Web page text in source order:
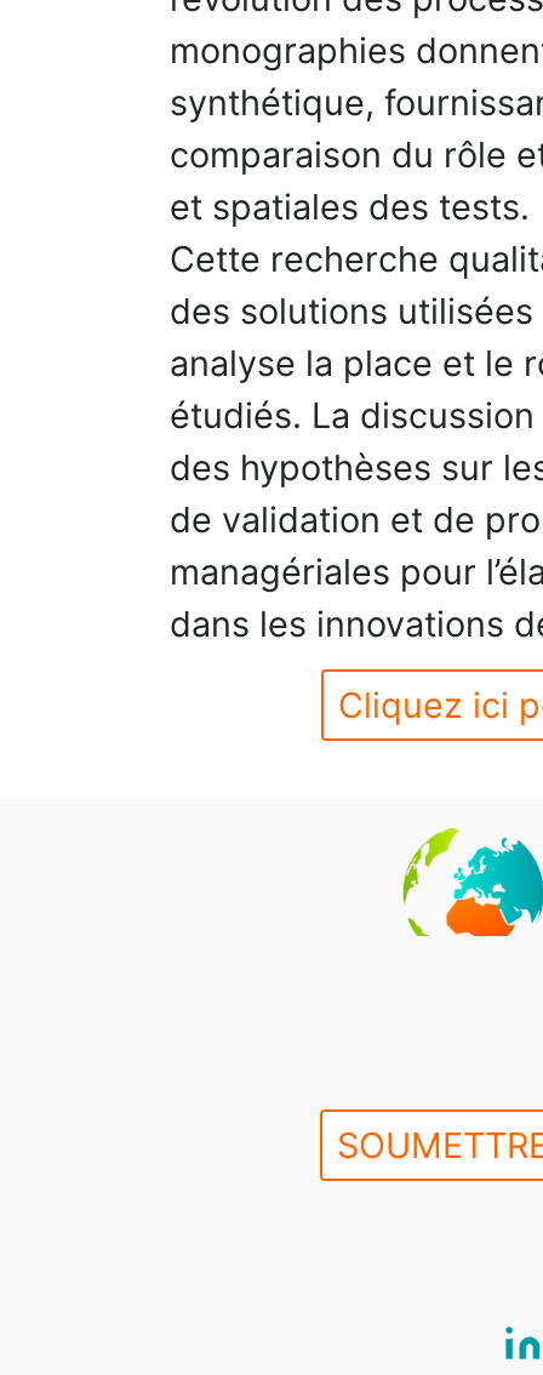
monographies
synthétique,
comparaison du rôle
et spatiales des tests.
Cette recherche
des solutions
analyse la place et le
étudiés. La
des hypothèses sur
de validation et de
managériales pour
dans les innovations
Cliquez ici